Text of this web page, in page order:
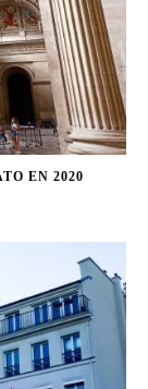
EN 2020